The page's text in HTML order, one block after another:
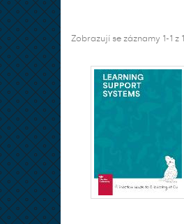
Zobrazují se záznamy 1-1 z 1